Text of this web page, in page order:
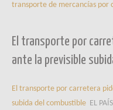
transporte de mercancías por
El transporte por
ante la previsible
El transporte por carretera
subida del combustible EL PAÍS